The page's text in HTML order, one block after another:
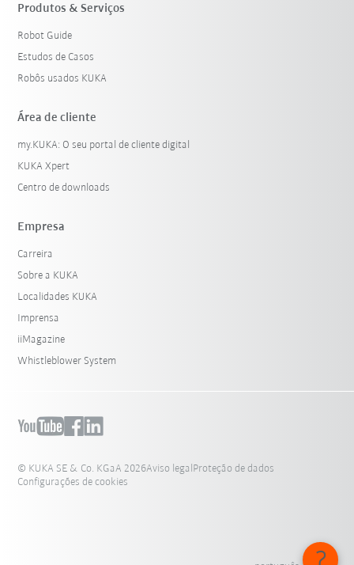
Produtos & Serviços
Robot Guide
Estudos de Casos
Robôs usados KUKA
Área de cliente
my.KUKA: O seu portal de cliente digital
KUKA Xpert
Centro de downloads
Empresa
Carreira
Sobre a KUKA
Localidades KUKA
Imprensa
iiMagazine
Whistleblower System
© KUKA SE & Co. KGaA 2026Aviso legalProteção de dados
Configurações de cookies